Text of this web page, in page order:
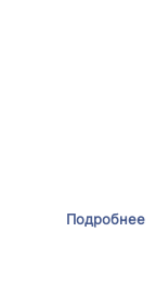
Подробнее